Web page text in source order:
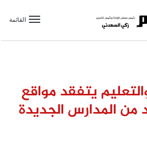
القائمة
يتفقد مواقع
من المدارس الجديدة